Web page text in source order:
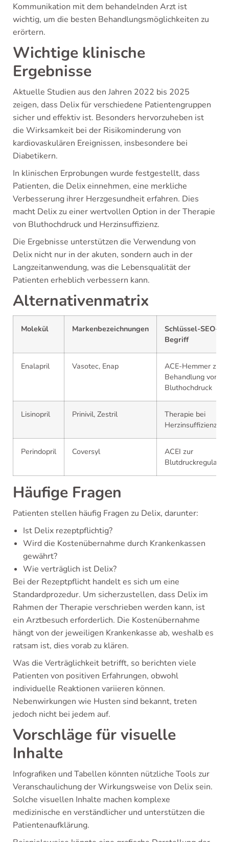
Kommunikation mit dem behandelnden Arzt ist
wichtig, um die besten Behandlungsmöglichkeiten zu
erörtern.
Wichtige klinische
Ergebnisse
Aktuelle Studien aus den Jahren 2022 bis 2025
zeigen, dass Delix für verschiedene Patientengruppen
sicher und effektiv ist. Besonders hervorzuheben ist
die Wirksamkeit bei der Risikominderung von
kardiovaskulären Ereignissen, insbesondere bei
Diabetikern.
In klinischen Erprobungen wurde festgestellt, dass
Patienten, die Delix einnehmen, eine merkliche
Verbesserung ihrer Herzgesundheit erfahren. Dies
macht Delix zu einer wertvollen Option in der Therapie
von Bluthochdruck und Herzinsuffizienz.
Die Ergebnisse unterstützen die Verwendung von
Delix nicht nur in der akuten, sondern auch in der
Langzeitanwendung, was die Lebensqualität der
Patienten erheblich verbessern kann.
Alternativenmatrix
Molekül Markenbezeichnungen
Schlüssel-SEO-
Begriff
Enalapril Vasotec, Enap
ACE-Hemmer zur
Behandlung von
Bluthochdruck
Lisinopril Prinivil, Zestril
Therapie bei
Herzinsuffizienz
Perindopril Coversyl
ACEI zur
Blutdruckregulation
Häufige Fragen
Patienten stellen häufig Fragen zu Delix, darunter:
Ist Delix rezeptpflichtig?
Wird die Kostenübernahme durch Krankenkassen
gewährt?
Wie verträglich ist Delix?
Bei der Rezeptpflicht handelt es sich um eine
Standardprozedur. Um sicherzustellen, dass Delix im
Rahmen der Therapie verschrieben werden kann, ist
ein Arztbesuch erforderlich. Die Kostenübernahme
hängt von der jeweiligen Krankenkasse ab, weshalb es
ratsam ist, dies vorab zu klären.
Was die Verträglichkeit betrifft, so berichten viele
Patienten von positiven Erfahrungen, obwohl
individuelle Reaktionen variieren können.
Nebenwirkungen wie Husten sind bekannt, treten
jedoch nicht bei jedem auf.
Vorschläge für visuelle
Inhalte
Infografiken und Tabellen könnten nützliche Tools zur
Veranschaulichung der Wirkungsweise von Delix sein.
Solche visuellen Inhalte machen komplexe
medizinische en verständlicher und unterstützen die
Patientenaufklärung.